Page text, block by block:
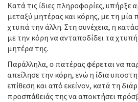
Κατά τις ίδιες πληροφορίες, υπήρξε
μεταξύ μητέρας και κόρης, με τη μία
χτυπά την άλλη. Στη συνέχεια, η
με την κόρη να ανταποδίδει τα
μητέρα της.
Παράλληλα, ο πατέρας φέρεται να
απείλησε την κόρη, ενώ η ίδια
επίθεση και από εκείνον, κατά τη
προσπάθειάς της να αποκτήσει